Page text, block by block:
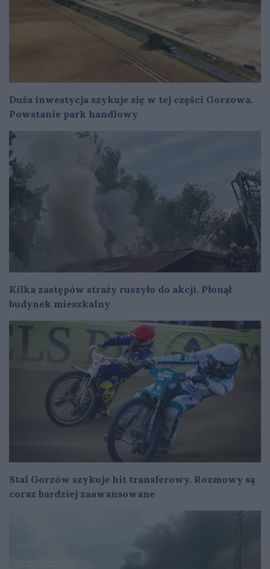
Duża inwestycja szykuje się w tej części Gorzowa.
Powstanie park handlowy
Kilka zastępów straży ruszyło do akcji. Płonął
budynek mieszkalny
Stal Gorzów szykuje hit transferowy. Rozmowy są
coraz bardziej zaawansowane